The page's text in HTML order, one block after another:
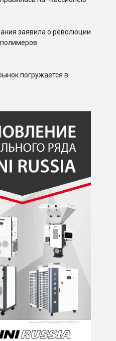
заявила о революции
погружается в